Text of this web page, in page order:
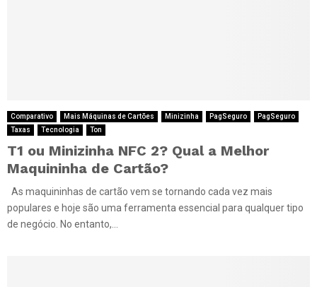
Comparativo Mais Máquinas de Cartões Minizinha PagSeguro
PagSeguro
Taxas
Tecnologia Ton
T1 ou Minizinha NFC 2? Qual a Melhor
Maquininha de Cartão?
As maquininhas de cartão vem se tornando cada vez mais
populares e hoje são uma ferramenta essencial para qualquer tipo
de negócio. No entanto,...